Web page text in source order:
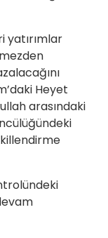
yatırımlar
Heyet
arasındaki